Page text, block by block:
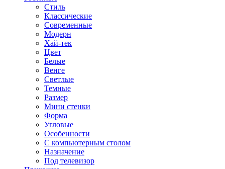
Стиль
Классические
Современные
Модерн
Хай-тек
Цвет
Белые
Венге
Светлые
Темные
Размер
Мини стенки
Форма
Угловые
Особенности
С компьютерным столом
Назначение
Под телевизор